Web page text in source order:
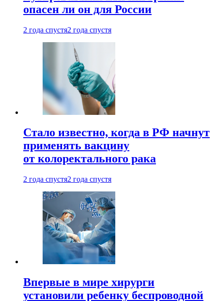
опасен ли он для России
2 года спустя2 года спустя
Стало известно, когда в РФ начнут
применять вакцину
от колоректального рака
2 года спустя2 года спустя
Впервые в мире хирурги
установили ребенку беспроводной